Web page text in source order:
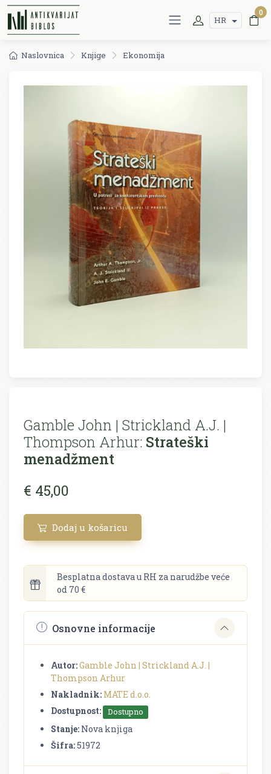
HR
0
Naslovnica Knjige Ekonomija
Gamble John | Strickland A.J. |
Thompson Arhur: Strateški
menadžment
€ 45,00
Dodaj u košaricu
Besplatna dostava u RH za narudžbe veće
od 70 €
Osnovne informacije
Autor:Gamble John | Strickland A.J. |
Thompson Arhur
Nakladnik: MATE d.o.o.
Dostupnost:
Dostupno
Stanje: Nova knjiga
Šifra:51972